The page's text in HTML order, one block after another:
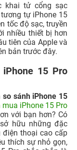
khai tử cổng sạc
tự iPhone 15
tốc độ sạc, truyền
nhiều thiết bị hơn
tiên của Apple và
bản trước đây.
15 Pro
so sánh iPhone 15
mua iPhone 15 Pro
với bạn hơn? Có
hữu những đặc
thoại cao cấp
thích sự nhỏ gọn,